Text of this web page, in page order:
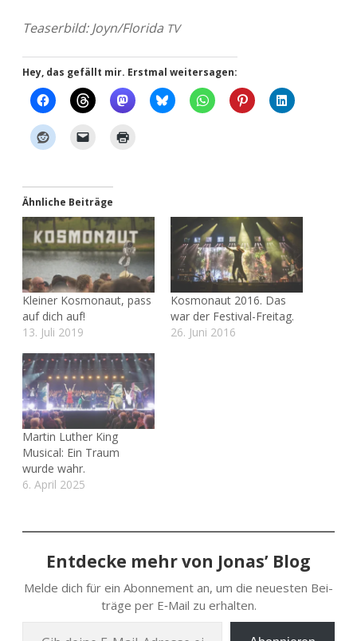
Teaser­bild: Joyn/Florida TV
Hey, das gefällt mir. Erstmal weitersagen:
Ähnliche Beiträge
Kleiner Kosmonaut, pass
auf dich auf!
13. Juli 2019
Kosmonaut 2016. Das
war der Festival-Freitag.
26. Juni 2016
Martin Luther King
Musical: Ein Traum
wurde wahr.
6. April 2025
Entdecke mehr von Jonas’ Blog
Melde dich für ein Abon­ne­ment an, um die neu­es­ten Bei­
trä­ge per E‑Mail zu erhalten.